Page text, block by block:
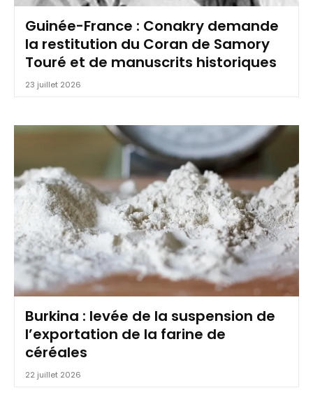
Guinée-France : Conakry demande
la restitution du Coran de Samory
Touré et de manuscrits historiques
23 juillet 2026
Burkina : levée de la suspension de
l’exportation de la farine de
céréales
22 juillet 2026